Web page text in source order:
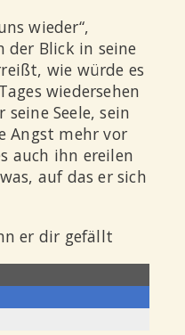
wieder“,
der Blick in seine
wie würde es
wiedersehen
Seele, sein
Angst mehr vor
auch ihn ereilen
auf das er sich
er dir gefällt